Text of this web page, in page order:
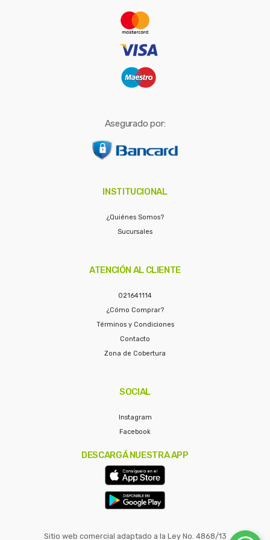
Asegurado por:
INSTITUCIONAL
¿Quiénes Somos?
Sucursales
ATENCIÓN AL CLIENTE
021641114
¿Cómo Comprar?
Términos y Condiciones
Contacto
Zona de Cobertura
SOCIAL
Instagram
Facebook
DESCARGÁ NUESTRA APP
Sitio web comercial adaptado a la Ley No. 4868/13